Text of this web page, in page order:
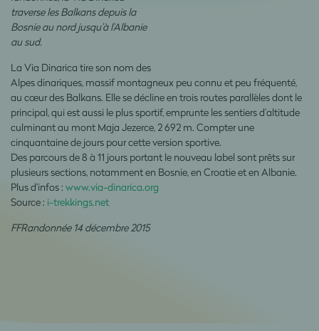
traverse les Balkans depuis la
Bosnie au nord jusqu’à l’Albanie
au sud.
La Via Dinarica tire son nom des
Alpes dinariques, massif montagneux peu connu et peu fréquenté,
au cœur des Balkans. Elle se décline en trois routes parallèles dont le
principal, qui est aussi le plus sportif, emprunte les sentiers d’altitude
culminant au mont Maja Jezerce, 2 692 m. Compter une
cinquantaine de jours pour cette version sportive.
Des parcours de 8 à 11 jours portant le nouveau label sont prêts sur
plusieurs sections, notamment en Bosnie, en Croatie et en Albanie.
Plus d'infos : www.via-dinarica.org
Source : i-trekkings.net
FFRandonnée 14 décembre 2015